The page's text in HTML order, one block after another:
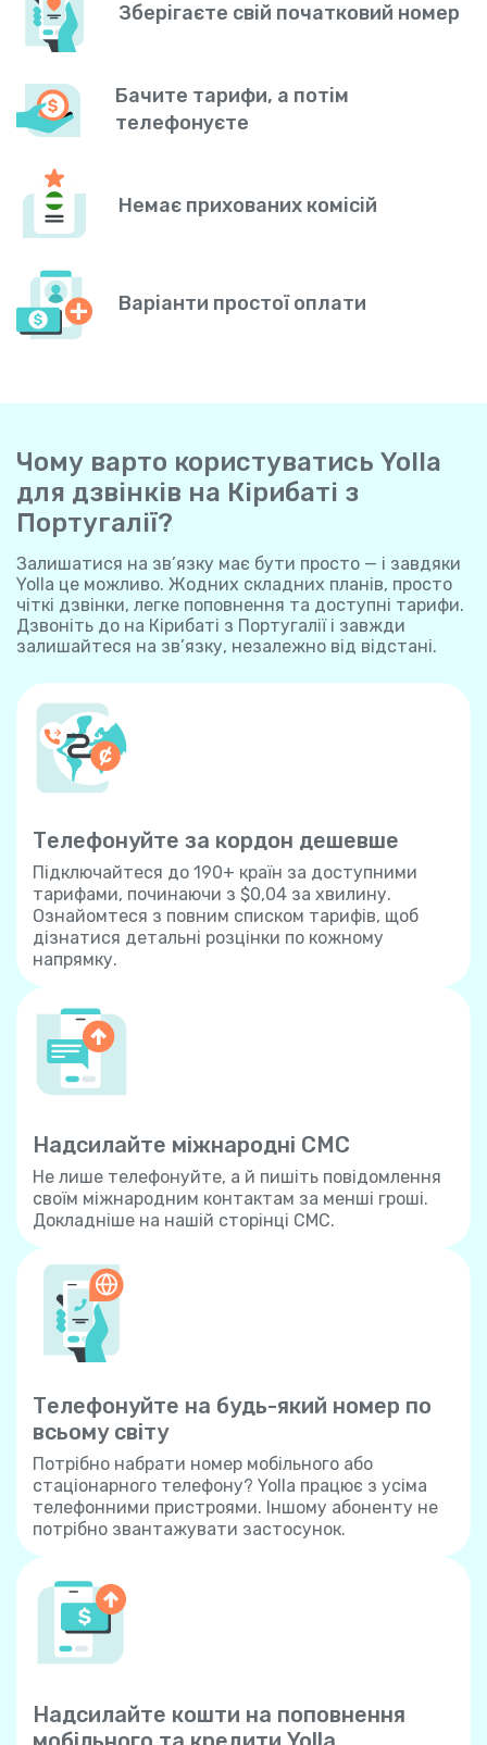
Зберігаєте свій початковий номер
Бачите тарифи, а потім
телефонуєте
Немає прихованих комісій
Варіанти простої оплати
Чому варто користуватись Yolla
для дзвінків на Кірибаті з
Португалії?
Залишатися на зв’язку має бути просто — і завдяки
Yolla це можливо. Жодних складних планів, просто
чіткі дзвінки, легке поповнення та доступні тарифи.
Дзвоніть до на Кірибаті з Португалії і завжди
залишайтеся на зв’язку, незалежно від відстані.
Телефонуйте за кордон дешевше
Підключайтеся до 190+ країн за доступними
тарифами, починаючи з $0,04 за хвилину.
Ознайомтеся з повним списком тарифів, щоб
дізнатися детальні розцінки по кожному
напрямку.
Надсилайте міжнародні СМС
Не лише телефонуйте, а й пишіть повідомлення
своїм міжнародним контактам за менші гроші.
Докладніше на нашій сторінці СМС.
Телефонуйте на будь-який номер по
всьому світу
Потрібно набрати номер мобільного або
стаціонарного телефону? Yolla працює з усіма
телефонними пристроями. Іншому абоненту не
потрібно звантажувати застосунок.
Надсилайте кошти на поповнення